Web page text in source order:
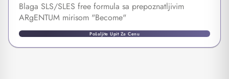
Blaga SLS/SLES free formula sa prepoznatljivim
ARgENTUM mirisom "Become"
Pošaljite Upit Za Cenu